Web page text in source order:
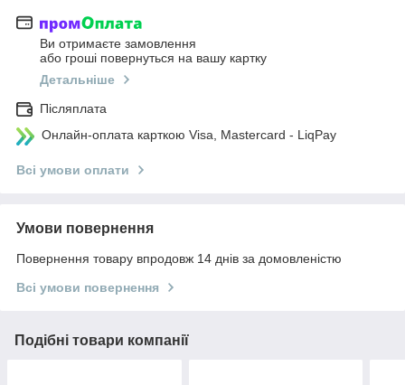
Ви отримаєте замовлення
або гроші повернуться на вашу картку
Детальніше
Післяплата
Онлайн-оплата карткою Visa, Mastercard - LiqPay
Всі умови оплати
Умови повернення
Повернення товару впродовж 14 днів за домовленістю
Всі умови повернення
Подібні товари компанії